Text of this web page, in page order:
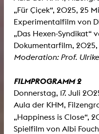
„Für Çiçek“, 2025, 25
Experimentalfilm von
„Das Hexen-Syndikat“
Dokumentarfilm,
Moderation: Prof.
FILMPROGRAMM 2
Donnerstag, 17. Juli
Aula der KHM,
„Happiness is Close“,
Spielfilm von Albi